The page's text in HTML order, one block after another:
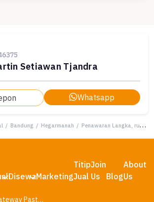
Setiawan Tjandra
Whatsapp
/ Bandung / Hegarmanah / Penawaran Langka, rumah Prestisius di Hegarmanah, Bandung, LB 385m²
DisewaMarketing
Titip
Jual
Join
Us
Blog
About
Us
Crystall II no. 11, Gateway Pasteur Residence, Bandung – Jawa Barat